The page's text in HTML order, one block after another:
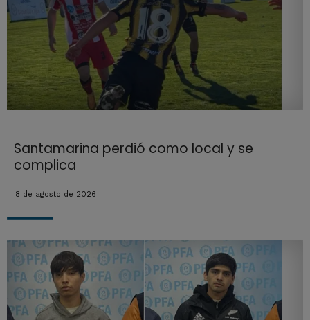
Santamarina perdió como local y se
complica
8 de agosto de 2026